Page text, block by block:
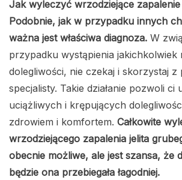
Jak wyleczyć wrzodziejące
Podobnie, jak w przypadku innych
ważna jest właściwa diagnoza. W
przypadku wystąpienia jakichkolwiek
dolegliwości, nie czekaj i skorzystaj z
specjalisty. Takie działanie pozwoli ci
uciążliwych i krępujących
zdrowiem i komfortem. Całkowite
wrzodziejącego zapalenia jelita
obecnie możliwe, ale jest szansa, że
będzie ona przebiegała łagodniej.